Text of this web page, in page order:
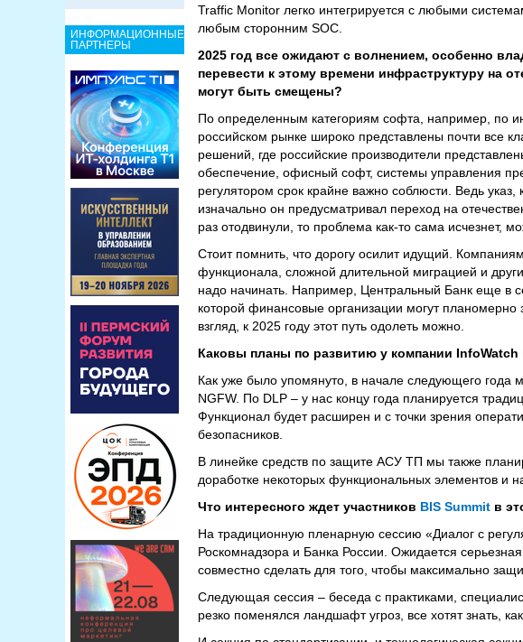
ИНФОРМАЦИОННЫЕ
ПАРТНЕРЫ
Traffic Monitor легко интегрируется с любыми
любым сторонним SOC.
2025 год все ожидают с волнением, особенно
перевести к этому времени инфраструктуру на
могут быть смещены?
По определенным категориям софта, например, по
российском рынке широко представлены почти все
решений, где российские производители
обеспечение, офисный софт, системы управления
регулятором срок крайне важно соблюсти. Ведь
изначально он предусматривал переход на
раз отодвинули, то проблема как-то сама исчезнет,
Стоит помнить, что дорогу осилит идущий.
функционала, сложной длительной миграцией и
надо начинать. Например, Центральный Банк еще в
которой финансовые организации могут
взгляд, к 2025 году этот путь одолеть можно.
Каковы планы по развитию у компании
Как уже было упомянуто, в начале следующего года
NGFW. По DLP – у нас концу года планируется
Функционал будет расширен и с точки зрения
безопасников.
В линейке средств по защите АСУ ТП мы также
доработке некоторых функциональных элементов и
Что интересного ждет участников BIS Summit в
На традиционную пленарную сессию «Диалог с
Роскомнадзора и Банка России. Ожидается
совместно сделать для того, чтобы максимально
Следующая сессия – беседа с практиками,
резко поменялся ландшафт угроз, все хотят знать,